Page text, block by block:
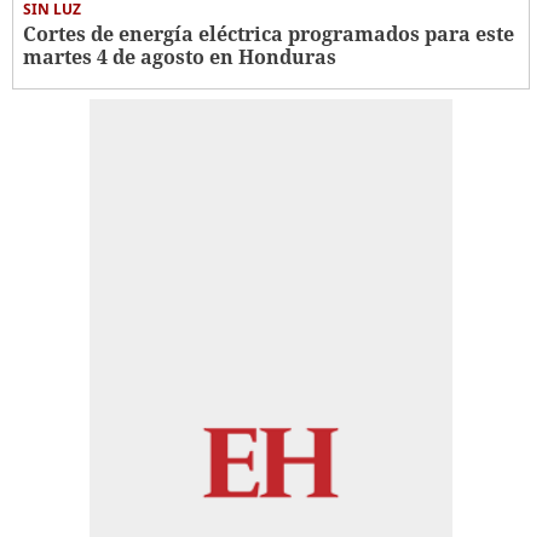
SIN LUZ
Cortes de energía eléctrica programados para este
martes 4 de agosto en Honduras